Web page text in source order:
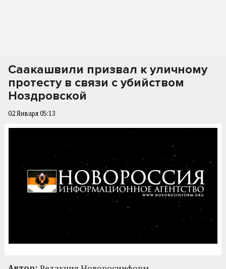
Саакашвили призвал к уличному
протесту в связи с убийством
Ноздровской
02 Января 05:13